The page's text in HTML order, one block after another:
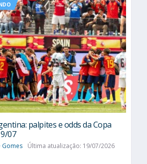
palpites e odds da Copa
07
Gomes Última atualização: 19/07/2026